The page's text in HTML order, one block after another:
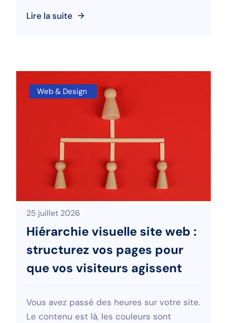
Lire la suite
Web & Design
25 juillet 2026
Hiérarchie visuelle site web :
structurez vos pages pour
que vos visiteurs agissent
Vous avez passé des heures sur votre site.
Le contenu est là, les couleurs sont